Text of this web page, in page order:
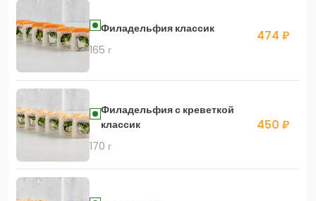
Скидка 400 руб. на первый заказ в приложении!
Филадельфия классик
165 г
474 ₽
Филадельфия с креветкой
классик
170 г
450 ₽